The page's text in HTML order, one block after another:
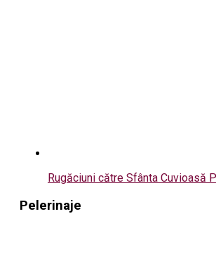
Rugăciuni către Sfânta Cuvioasă
Pelerinaje